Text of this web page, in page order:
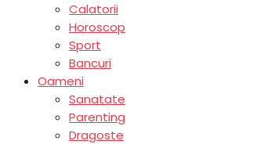
Calatorii
Horoscop
Sport
Bancuri
Oameni
Sanatate
Parenting
Dragoste